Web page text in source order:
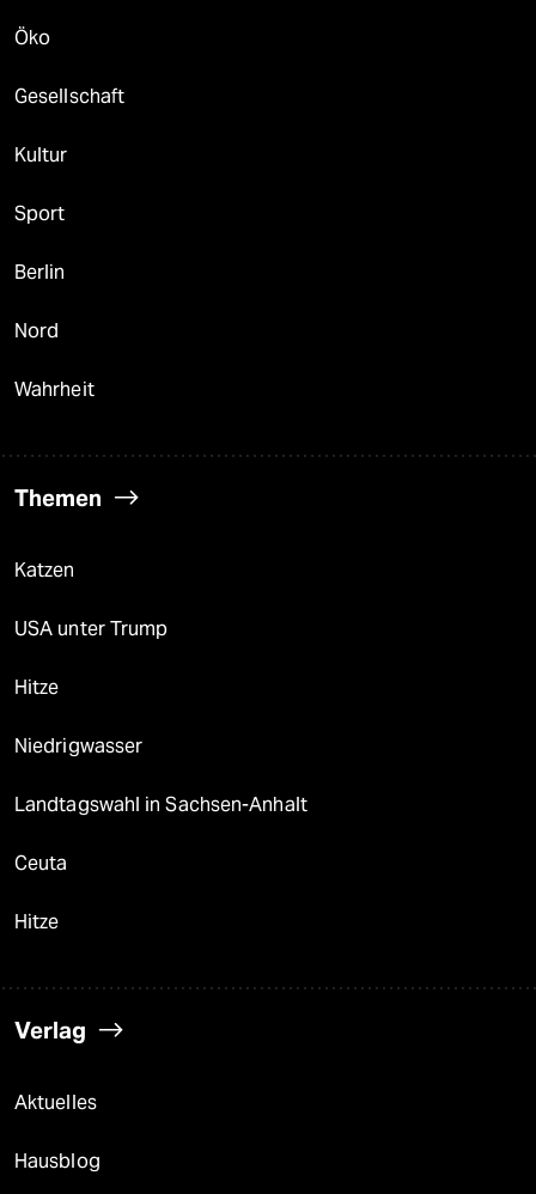
Öko
Gesellschaft
Kultur
Sport
Berlin
Nord
Wahrheit
Themen
Katzen
USA unter Trump
Hitze
Niedrigwasser
Landtagswahl in Sachsen-Anhalt
Ceuta
Hitze
Verlag
Aktuelles
Hausblog